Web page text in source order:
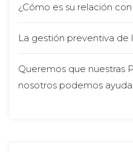
¿Cómo es su relación
La gestión preventiva de
Queremos que nuestras
nosotros podemos